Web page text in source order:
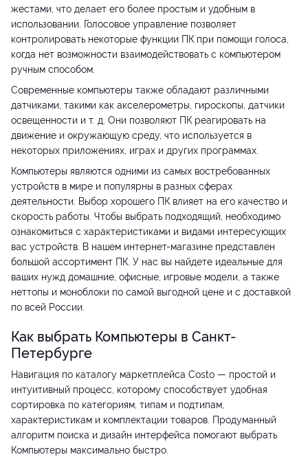
жестами, что делает его более простым и удобным в
использовании. Голосовое управление позволяет
контролировать некоторые функции ПК при помощи голоса,
когда нет возможности взаимодействовать с компьютером
ручным способом.
Современные компьютеры также обладают различными
датчиками, такими как акселерометры, гироскопы, датчики
освещенности и т. д. Они позволяют ПК реагировать на
движение и окружающую среду, что используется в
некоторых приложениях, играх и других программах.
Компьютеры являются одними из самых востребованных
устройств в мире и популярны в разных сферах
деятельности. Выбор хорошего ПК влияет на его качество и
скорость работы. Чтобы выбрать подходящий, необходимо
ознакомиться с характеристиками и видами интересующих
вас устройств. В нашем интернет-магазине представлен
большой ассортимент ПК. У нас вы найдете идеальные для
ваших нужд домашние, офисные, игровые модели, а также
неттопы и моноблоки по самой выгодной цене и с доставкой
по всей России.
Как выбрать Компьютеры в Санкт-
Петербурге
Навигация по каталогу маркетплейса Costo — простой и
интуитивный процесс, которому способствует удобная
сортировка по категориям, типам и подтипам,
характеристикам и комплектации товаров. Продуманный
алгоритм поиска и дизайн интерфейса помогают выбрать
Компьютеры максимально быстро.